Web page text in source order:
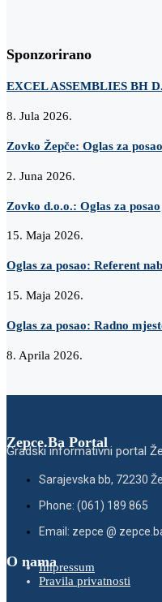
Sponzorirano
EXCEL ASSEMBLIES BH
8. Jula 2026.
Zovko Žepče: Oglas za posao
2. Juna 2026.
Zovko d.o.o.: Oglas za posao
15. Maja 2026.
Oglas za posao: Referent
15. Maja 2026.
Oglas za posao: Radno
8. Aprila 2026.
Zepce.Ba Portal
Gradski informativni portal
Sarajevska bb, 72230
Phone: (061) 189 865
Email: zepce @
O namaImpressum
Pravila privatnosti